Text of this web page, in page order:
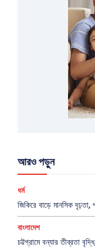
আরও পড়ুন
ধর্ম
জিকিরে বাড়ে মানসিক
বাংলাদেশ
চট্টগ্রামে বন্যার তীব্রতা